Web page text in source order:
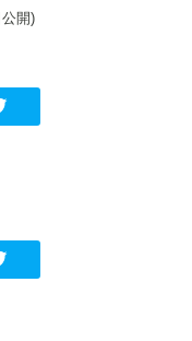
公開)